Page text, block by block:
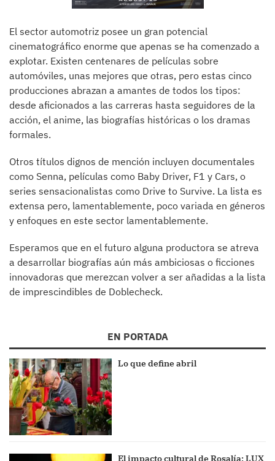
El sector automotriz posee un gran potencial
cinematográfico enorme que apenas se ha comenzado a
explotar. Existen centenares de películas sobre
automóviles, unas mejores que otras, pero estas cinco
producciones abrazan a amantes de todos los tipos:
desde aficionados a las carreras hasta seguidores de la
acción, el anime, las biografías históricas o los dramas
formales.
Otros títulos dignos de mención incluyen documentales
como Senna, películas como Baby Driver, F1 y Cars, o
series sensacionalistas como Drive to Survive. La lista es
extensa pero, lamentablemente, poco variada en géneros
y enfoques en este sector lamentablemente.
Esperamos que en el futuro alguna productora se atreva
a desarrollar biografías aún más ambiciosas o ficciones
innovadoras que merezcan volver a ser añadidas a la lista
de imprescindibles de Doblecheck.
EN PORTADA
Lo que define abril
El impacto cultural de Rosalía: LUX